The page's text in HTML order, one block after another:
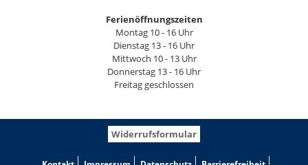
Ferienöffnungszeiten
Montag 10 - 16 Uhr
Dienstag 13 - 16 Uhr
Mittwoch 10 - 13 Uhr
Donnerstag 13 - 16 Uhr
Freitag geschlossen
Widerrufsformular